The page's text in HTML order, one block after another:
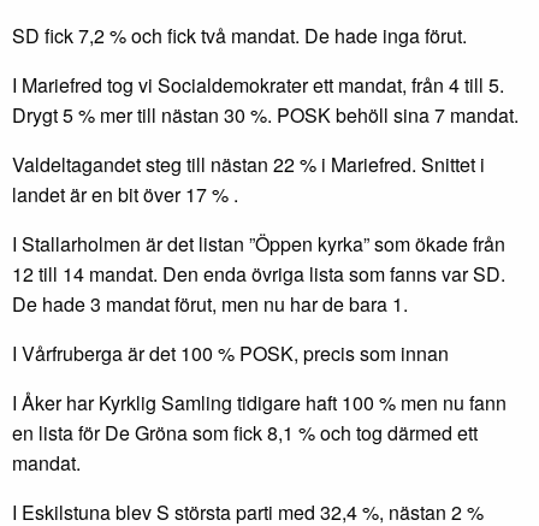
SD fick 7,2 % och fick två mandat. De hade inga förut.
I Mariefred tog vi Socialdemokrater ett mandat, från 4 till 5.
Drygt 5 % mer till nästan 30 %. POSK behöll sina 7 mandat.
Valdeltagandet steg till nästan 22 % i Mariefred. Snittet i
landet är en bit över 17 % .
I Stallarholmen är det listan ”Öppen kyrka” som ökade från
12 till 14 mandat. Den enda övriga lista som fanns var SD.
De hade 3 mandat förut, men nu har de bara 1.
I Vårfruberga är det 100 % POSK, precis som innan
I Åker har Kyrklig Samling tidigare haft 100 % men nu fann
en lista för De Gröna som fick 8,1 % och tog därmed ett
mandat.
I Eskilstuna blev S största parti med 32,4 %, nästan 2 %